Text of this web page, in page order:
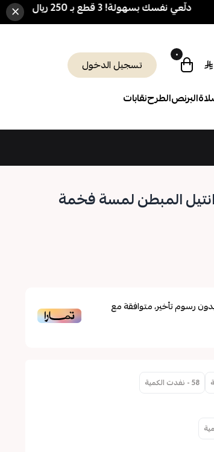
دلّعي نفسك بسهولة! 3 قطع بـ 250 ريال فقط 🎁 + شحن مجاني فوق 700 ريال ×
٠
تسجيل الدخول
البرنصالطرحنقابات
المبطن لمسة فخمة
رسوم تأخير، متوافقة مع
58 - نفدت الكمية